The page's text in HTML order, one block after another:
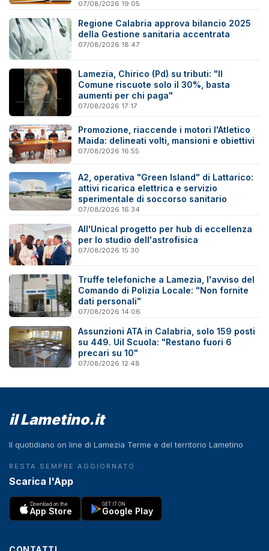
07/08/2026 19:05
Regione Calabria approva bilancio 2025
della Gestione sanitaria accentrata
07/08/2026 18:47
Lamezia, Chirico (Pd) su tributi: "Il
Comune riscuote solo il 30%, basta
aumenti per chi paga"
07/08/2026 17:17
Promozione, riaccende i motori l'Atletico
Maida: delineati volti, mansioni e obiettivi
07/08/2026 16:55
A2, operativa "Green Island" di Lattarico:
attivi ricarica elettrica e servizio
sperimentale di soccorso sanitario
07/08/2026 16:34
All'Unical progetto per hub di eccellenza
per lo studio dell'astrofisica
07/08/2026 15:30
Truffe telefoniche a Lamezia, l'avviso del
Comando di Polizia Locale: "Non fornite
dati personali"
07/08/2026 14:06
Assunzioni ATA in Calabria, solo 159 posti
su 449. Uil Scuola: "Restano fuori 6
precari su 10"
07/08/2026 12:48
il Lametino.it
Il quotidiano on line di Lamezia Terme e del territorio Lametino
RESTA SEMPRE AGGIORNATO
Scarica l'App
Download on the
App Store
GET IT ON
Google Play